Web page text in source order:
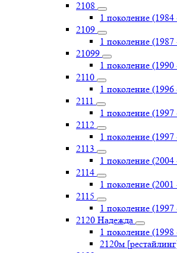
2108
1 поколение (1984
2109
1 поколение (1987
21099
1 поколение (1990
2110
1 поколение (1996
2111
1 поколение (1997
2112
1 поколение (1997
2113
1 поколение (2004
2114
1 поколение (2001
2115
1 поколение (1997
2120 Надежда
1 поколение (1998
2120м